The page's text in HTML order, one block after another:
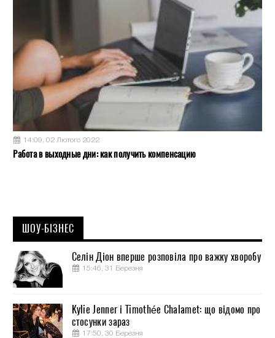
14:09, 02 Лютого 2022
Работа в выходные дни: как получить компенсацию
ШОУ-БІЗНЕС
Селін Діон вперше розповіла про важку хворобу
15:46, 31 Березня
Kylie Jenner і Timothée Chalamet: що відомо про
стосунки зараз
17:50, 30 Березня